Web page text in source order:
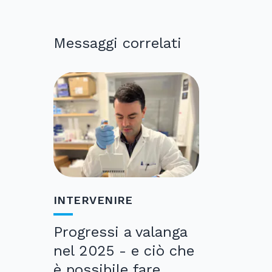
Messaggi correlati
INTERVENIRE
Progressi a valanga
nel 2025 - e ciò che